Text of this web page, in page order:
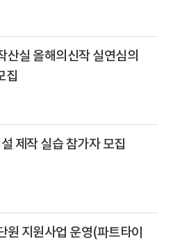
실 올해의신작 실연심의
집
제작 실습 참가자 모집
지원사업 운영(파트타이